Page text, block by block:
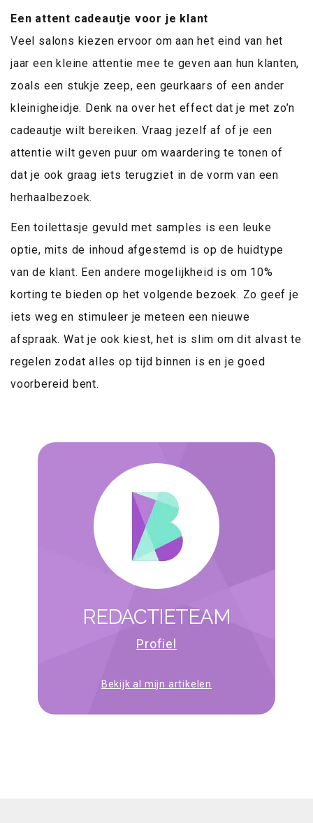
Een attent cadeautje voor je klant
Veel salons kiezen ervoor om aan het eind van het
jaar een kleine attentie mee te geven aan hun klanten,
zoals een stukje zeep, een geurkaars of een ander
kleinigheidje. Denk na over het effect dat je met zo’n
cadeautje wilt bereiken. Vraag jezelf af of je een
attentie wilt geven puur om waardering te tonen of
dat je ook graag iets terugziet in de vorm van een
herhaalbezoek.
Een toilettasje gevuld met samples is een leuke
optie, mits de inhoud afgestemd is op de huidtype
van de klant. Een andere mogelijkheid is om 10%
korting te bieden op het volgende bezoek. Zo geef je
iets weg en stimuleer je meteen een nieuwe
afspraak. Wat je ook kiest, het is slim om dit alvast te
regelen zodat alles op tijd binnen is en je goed
voorbereid bent.
REDACTIETEAM
Profiel
Bekijk al mijn artikelen